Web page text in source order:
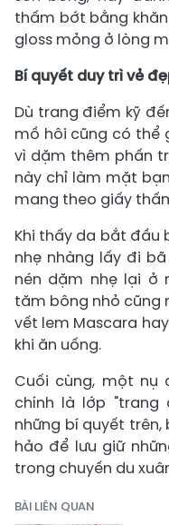
thấm bớt bằng
gloss mỏng ở lòng
Bí quyết duy trì vẻ
Dù trang điểm kỹ
mồ hôi cũng có thể
vì dặm thêm phấn
này chỉ làm mặt
mang theo giấy
Khi thấy da bắt đầu
nhẹ nhàng lấy đi
nén dặm nhẹ lại ở
tăm bông nhỏ cũng
vết lem Mascara
khi ăn uống.
Cuối cùng, một
chính là lớp "trang
những bí quyết
hảo để lưu giữ
trong chuyến du
BÀI LIÊN QUAN